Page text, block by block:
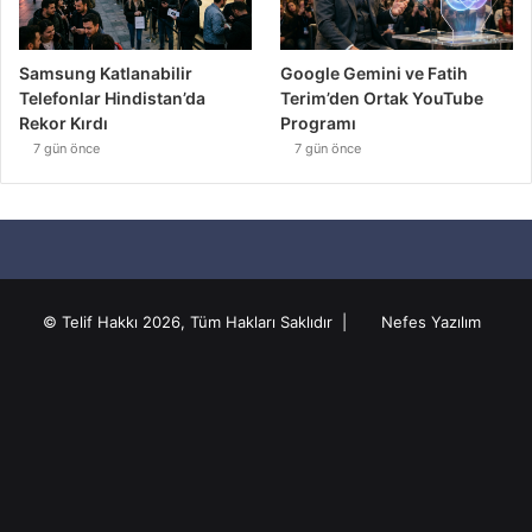
Samsung Katlanabilir
Telefonlar Hindistan’da
Rekor Kırdı
7 gün önce
Google Gemini ve Fatih
Terim’den Ortak YouTube
Programı
7 gün önce
© Telif Hakkı 2026, Tüm Hakları Saklıdır | Nefes Yazılım